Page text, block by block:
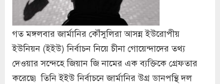
গত মঙ্গলবার জার্মানির কৌঁসুলিরা আসন্ন ইউরোপীয়
ইউনিয়ন (ইইউ) নির্বাচন নিয়ে চীনা গোয়েন্দাদের তথ্য
দেওয়ার সন্দেহে জিয়ান জি নামের এক ব্যক্তিকে গ্রেফতার
করেছে৷ তিনি ইইউ নির্বাচনে জার্মানির উগ্র ডানপন্থি দল